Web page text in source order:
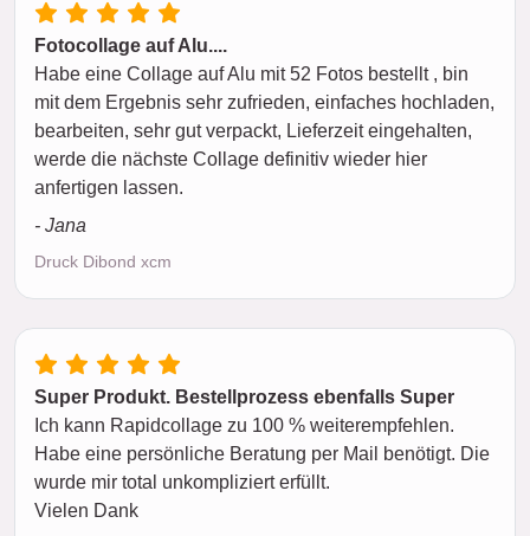
Fotocollage auf Alu....
Habe eine Collage auf Alu mit 52 Fotos bestellt , bin
mit dem Ergebnis sehr zufrieden, einfaches hochladen,
bearbeiten, sehr gut verpackt, Lieferzeit eingehalten,
werde die nächste Collage definitiv wieder hier
anfertigen lassen.
- Jana
Druck Dibond xcm
Super Produkt. Bestellprozess ebenfalls Super
Ich kann Rapidcollage zu 100 % weiterempfehlen.
Habe eine persönliche Beratung per Mail benötigt. Die
wurde mir total unkompliziert erfüllt.
Vielen Dank